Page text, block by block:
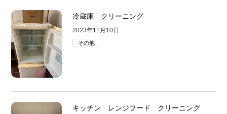
冷蔵庫 クリーニング
2023年11月10日
その他
キッチン レンジフード クリーニング